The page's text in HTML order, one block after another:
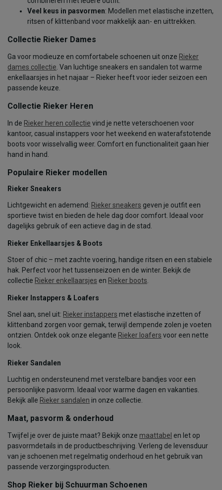
Veel keus in pasvormen: Modellen met elastische inzetten,
ritsen of klittenband voor makkelijk aan- en uittrekken.
Collectie Rieker Dames
Ga voor modieuze en comfortabele schoenen uit onze Rieker
dames collectie . Van luchtige sneakers en sandalen tot warme
enkellaarsjes in het najaar – Rieker heeft voor ieder seizoen een
passende keuze.
Collectie Rieker Heren
In de Rieker heren collectie vind je nette veterschoenen voor
kantoor, casual instappers voor het weekend en waterafstotende
boots voor wisselvallig weer. Comfort en functionaliteit gaan hier
hand in hand.
Populaire Rieker modellen
Rieker Sneakers
Lichtgewicht en ademend: Rieker sneakers geven je outfit een
sportieve twist en bieden de hele dag door comfort. Ideaal voor
dagelijks gebruik of een actieve dag in de stad.
Rieker Enkellaarsjes & Boots
Stoer of chic – met zachte voering, handige ritsen en een stabiele
hak. Perfect voor het tussenseizoen en de winter. Bekijk de
collectie Rieker enkellaarsjes en Rieker boots
Rieker Instappers & Loafers
Snel aan, snel uit: Rieker instappers met elastische inzetten of
klittenband zorgen voor gemak, terwijl dempende zolen je voeten
ontzien. Ontdek ook onze elegante Rieker loafers voor een nette
look.
Rieker Sandalen
Luchtig en ondersteunend met verstelbare bandjes voor een
persoonlijke pasvorm. Ideaal voor warme dagen en vakanties.
Bekijk alle Rieker sandalen in onze collectie.
Maat, pasvorm & onderhoud
Twijfel je over de juiste maat? Bekijk onze maattabel en let op
pasvormdetails in de productbeschrijving. Verleng de levensduur
van je schoenen met regelmatig onderhoud en het gebruik van
passende verzorgingsproducten.
Shop Rieker bij Schuurman Schoenen